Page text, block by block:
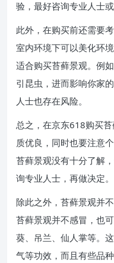
验，最好咨询专业人士
此外，在购买前还需要
室内环境下可以美化环
适合购买苔藓景观。例
引昆虫，进而影响你家
人士也存在风险。
总之，在京东618购买
质优良，同时也要注意
苔藓景观没有十分了解
询专业人士，再做决定。
除此之外，苔藓景观并
苔藓景观并不感冒，也
葵、吊兰、仙人掌等。
气等功效，而且有些品